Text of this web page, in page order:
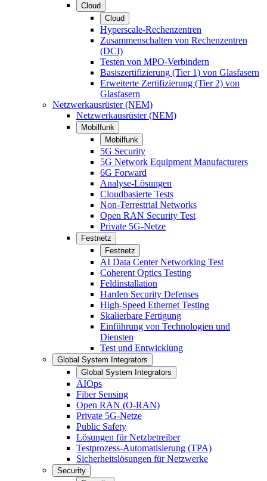
Cloud
Cloud
Hyperscale-Rechenzentren
Zusammenschalten von Rechenzentren
(DCI)
Testen von MPO-Verbindern
Basiszertifizierung (Tier 1) von Glasfasern
Erweiterte Zertifizierung (Tier 2) von
Glasfasern
Netzwerkausrüster (NEM)
Netzwerkausrüster (NEM)
Mobilfunk
Mobilfunk
5G Security
5G Network Equipment Manufacturers
6G Forward
Analyse-Lösungen
Cloudbasierte Tests
Non-Terrestrial Networks
Open RAN Security Test
Private 5G-Netze
Festnetz
Festnetz
AI Data Center Networking Test
Coherent Optics Testing
Feldinstallation
Harden Security Defenses
High-Speed Ethernet Testing
Skalierbare Fertigung
Einführung von Technologien und
Diensten
Test und Entwicklung
Global System Integrators
Global System Integrators
AIOps
Fiber Sensing
Open RAN (O-RAN)
Private 5G-Netze
Public Safety
Lösungen für Netzbetreiber
Testprozess-Automatisierung (TPA)
Sicherheitslösungen für Netzwerke
Security